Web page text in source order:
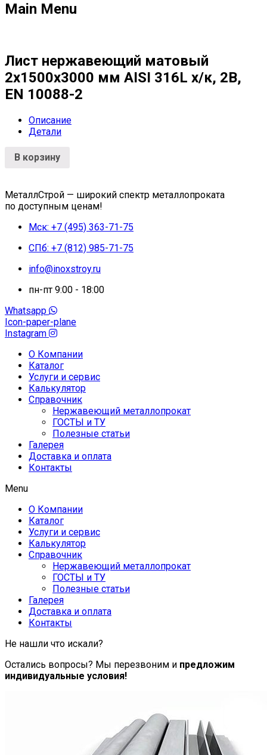
Main Menu
Лист нержавеющий матовый
2х1500х3000 мм AISI 316L х/к, 2B,
EN 10088-2
Описание
Детали
В корзину
МеталлСтрой — широкий спектр металлопроката
по доступным ценам!
Мск: +7 (495) 363-71-75
СПб: +7 (812) 985-71-75
info@inoxstroy.ru
пн-пт 9:00 - 18:00
Whatsapp
Icon-paper-plane
Instagram
О Компании
Каталог
Услуги и сервис
Калькулятор
Справочник
Нержавеющий металлопрокат
ГОСТЫ и ТУ
Полезные статьи
Галерея
Доставка и оплата
Контакты
Menu
О Компании
Каталог
Услуги и сервис
Калькулятор
Справочник
Нержавеющий металлопрокат
ГОСТЫ и ТУ
Полезные статьи
Галерея
Доставка и оплата
Контакты
Не нашли что искали?
Остались вопросы? Мы перезвоним и предложим
индивидуальные условия!